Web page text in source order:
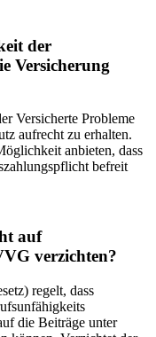
der
Versicherung
Versicherte Probleme
aufrecht zu erhalten.
anbieten, dass
befreit
auf
verzichten?
regelt, dass
die Beiträge unter